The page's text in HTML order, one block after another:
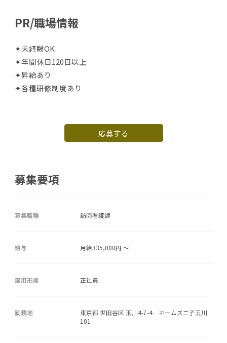
PR/職場情報
✦未経験OK
✦年間休日120日以上
✦昇給あり
✦各種研修制度あり
応募する
募集要項
募集職種 訪問看護師
給与 月給335,000円 ～
雇用形態 正社員
勤務地
東京都 世田谷区 玉川4-7-4 ホームズ二子玉川
101